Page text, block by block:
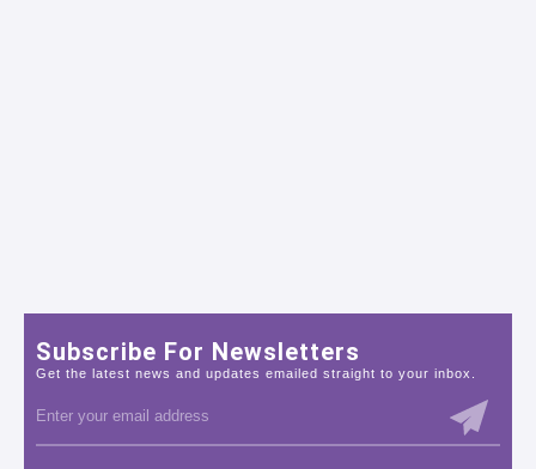
Subscribe For Newsletters
Get the latest news and updates emailed straight to your inbox.